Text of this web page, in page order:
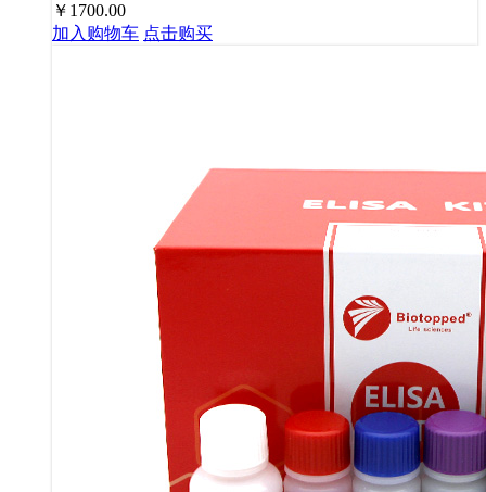
￥1700.00
加入购物车 点击购买